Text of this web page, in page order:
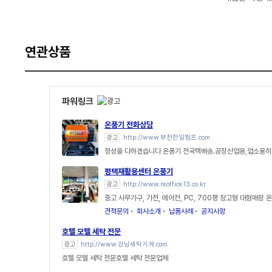
연관상품
파워링크
온풍기 전화상담
광고 http://www.부천한일펌프.com
정성을 다하겠습니다 온풍기 전국택배송.공장산업용,업소용
평택재활용센터 온풍기
광고 http://www.reoffice13.co.kr
중고 사무가구, 가전, 에어컨, PC, 700평 창고형 대형매장 온
견적문의
회사소개 납품사례 공지사항
호텔 모텔 세탁 전문
광고 http://www.강남세탁기계.com
호텔 모텔 세탁 전문호텔 세탁 전문업체